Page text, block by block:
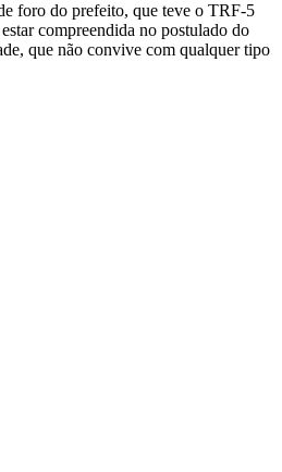
foro do prefeito, que teve o TRF-5
compreendida no postulado do
que não convive com qualquer tipo